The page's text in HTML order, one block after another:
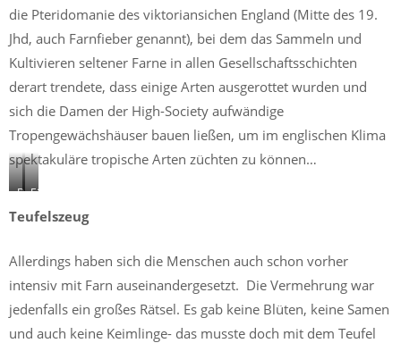
die Pteridomanie des viktoriansichen England (Mitte des 19.
Jhd, auch Farnfieber genannt), bei dem das Sammeln und
Kultivieren seltener Farne in allen Gesellschaftsschichten
derart trendete, dass einige Arten ausgerottet wurden und
sich die Damen der High-Society aufwändige
Tropengewächshäuser bauen ließen, um im englischen Klima
spektakuläre tropische Arten züchten zu können…
Deko,
Tapeten
und
Farn
nicht
nur
im
Eine
Schlupfwespe
auf
Farn.
Teufelszeug
Allerdings haben sich die Menschen auch schon vorher
intensiv mit Farn auseinandergesetzt. Die Vermehrung war
jedenfalls ein großes Rätsel. Es gab keine Blüten, keine Samen
und auch keine Keimlinge- das musste doch mit dem Teufel